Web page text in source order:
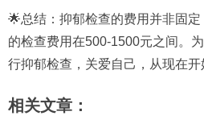
🌟总结：抑郁检查的费用并非固
的检查费用在500-1500元之间。
行抑郁检查，关爱自己，从现在开
相关文章：